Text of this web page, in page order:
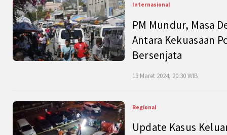
Internasional
PM Mundur, Masa
Antara Kekuasaan
Bersenjata
13 Maret 2024, 20:30 WIB
Regional
Update Kasus